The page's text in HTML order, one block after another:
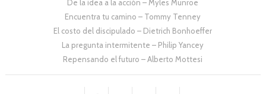
De la idea a la acción – Myles Munroe
Encuentra tu camino – Tommy Tenney
El costo del discipulado – Dietrich Bonhoeffer
La pregunta intermitente – Philip Yancey
Repensando el futuro – Alberto Mottesi